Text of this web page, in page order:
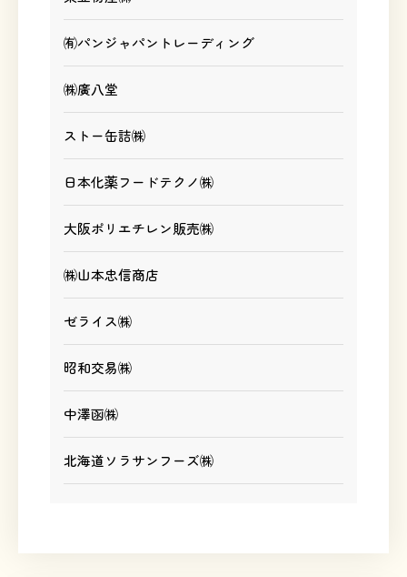
㈲パンジャパントレーディング
㈱廣八堂
ストー缶詰㈱
日本化薬フードテクノ㈱
大阪ポリエチレン販売㈱
㈱山本忠信商店
ゼライス㈱
昭和交易㈱
中澤函㈱
北海道ソラサンフーズ㈱